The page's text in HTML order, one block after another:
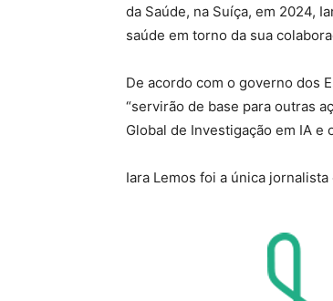
da Saúde, na Suíça, em 2024,
saúde em torno da sua
De acordo com o governo dos
“servirão de base para outras
Global de Investigação em IA e
Iara Lemos foi a única